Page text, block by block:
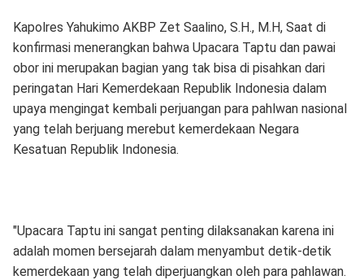
Kapolres Yahukimo AKBP Zet Saalino, S.H., M.H, Saat di
konfirmasi menerangkan bahwa Upacara Taptu dan pawai
obor ini merupakan bagian yang tak bisa di pisahkan dari
peringatan Hari Kemerdekaan Republik Indonesia dalam
upaya mengingat kembali perjuangan para pahlwan nasional
yang telah berjuang merebut kemerdekaan Negara
Kesatuan Republik Indonesia.
"Upacara Taptu ini sangat penting dilaksanakan karena ini
adalah momen bersejarah dalam menyambut detik-detik
kemerdekaan yang telah diperjuangkan oleh para pahlawan.